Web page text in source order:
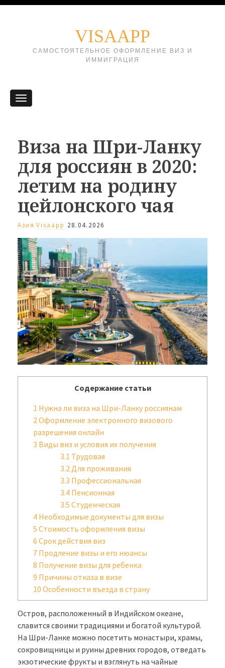
VISAAPP
САМОСТОЯТЕЛЬНОЕ ОФОРМЛЕНИЕ ВИЗ И
ИММИГРАЦИЯ
Виза на Шри-Ланку
для россиян в 2020:
летим на родину
цейлонского чая
Азия Visaapp 28.04.2026
Содержание статьи
1 Нужна ли виза на Шри-Ланку россиянам
2 Оформление электронного визового
разрешения онлайн
3 Виды виз и условия их получения
3.1 Трудовая
3.2 Для проживания
3.3 Профессиональная
3.4 Пенсионная
3.5 Студенческая
4 Необходимые документы для визы
5 Стоимость оформления визы
6 Срок действия виз
7 Продление визы и его нюансы
8 Получение визы для ребенка
9 Причины отказа в визе
10 Особенности въезда в страну
Остров, расположенный в Индийском океане,
славится своими традициями и богатой культурой.
На Шри-Ланке можно посетить монастыри, храмы,
сокровищницы и руины древних городов, отведать
экзотические фрукты и взглянуть на чайные